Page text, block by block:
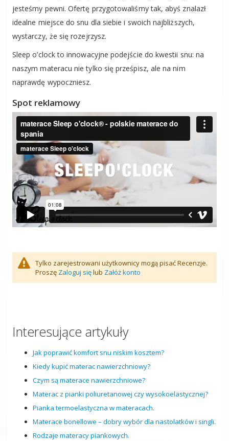
jesteśmy pewni. Ofertę przygotowaliśmy tak, abyś znalazł
idealne miejsce do snu dla siebie i swoich najbliższych,
wystarczy, że się rozejrzysz.
Sleep o’clock to innowacyjne podejście do kwestii snu: na
naszym materacu nie tylko się prześpisz, ale na nim
naprawdę wypoczniesz.
Spot reklamowy
Tylko zarejestrowani użytkownicy mogą pisać Recenzje.
Proszę Zaloguj sięlub Załóż konto
Interesujące artykuły
Jak poprawić komfort snu niskim kosztem?
Kiedy kupić materac nawierzchniowy?
Czym są materace nawierzchniowe?
Materac z pianki poliuretanowej czy wysokoelastycznej?
Pianka termoelastyczna w materacach.
Materace bonellowe – dobry wybór dla nastolatków i singli.
Rodzaje materacy piankowych.